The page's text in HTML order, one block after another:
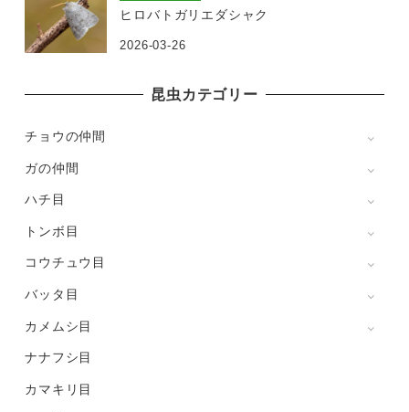
ヒロバトガリエダシャク
2026-03-26
昆虫カテゴリー
チョウの仲間
ガの仲間
ハチ目
トンボ目
コウチュウ目
バッタ目
カメムシ目
ナナフシ目
カマキリ目